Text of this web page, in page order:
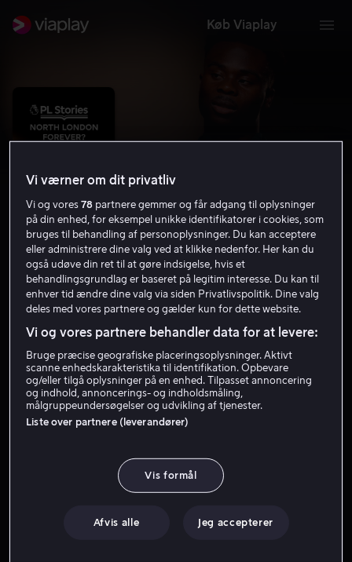
Køb Viaplay
North London Forever?
Sportsdokumentar 2026 25 min
7 år
HD
Få Viaplay
mellem Arsenal og Tottenham, er følelserne stadig de
samme. Hvorfor er hadet egentligt så stort i det
Vi værner om dit privatliv
Vi og vores78 partnere gemmer og får adgang til oplysninger
på din enhed, for eksempel unikke identifikatorer i cookies, som
bruges til behandling af personoplysninger. Du kan acceptere
eller administrere dine valg ved at klikke nedenfor. Her kan du
også udøve din ret til at gøre indsigelse, hvis et
behandlingsgrundlag er baseret på legitim interesse. Du kan til
enhver tid ændre dine valg via siden Privatlivspolitik. Dine valg
deles med vores partnere og gælder kun for dette website.
Vi og vores partnere behandler data for at levere:
Bruge præcise geografiske placeringsoplysninger. Aktivt
scanne enhedskarakteristika til identifikation. Opbevare
og/eller tilgå oplysninger på en enhed. Tilpasset annoncering
og indhold, annoncerings- og indholdsmåling,
målgruppeundersøgelser og udvikling af tjenester.
Liste over partnere (leverandører)
Vis formål
Afvis alle Jeg accepterer